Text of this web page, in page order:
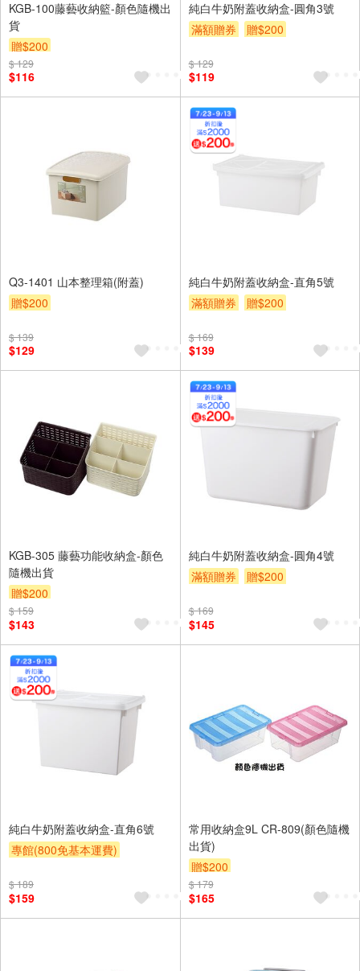
KGB-100藤藝收納籃-顏色隨機出
貨
贈$200
$ 129
$116
純白牛奶附蓋收納盒-圓角3號
滿額贈券
贈$200
$ 129
$119
Q3-1401 山本整理箱(附蓋)
贈$200
$ 139
$129
純白牛奶附蓋收納盒-直角5號
滿額贈券
贈$200
$ 169
$139
KGB-305 藤藝功能收納盒-顏色
隨機出貨
贈$200
$ 159
$143
純白牛奶附蓋收納盒-圓角4號
滿額贈券
贈$200
$ 169
$145
純白牛奶附蓋收納盒-直角6號
專館(800免基本運費)
$ 189
$159
常用收納盒9L CR-809(顏色隨機
出貨)
贈$200
$ 179
$165